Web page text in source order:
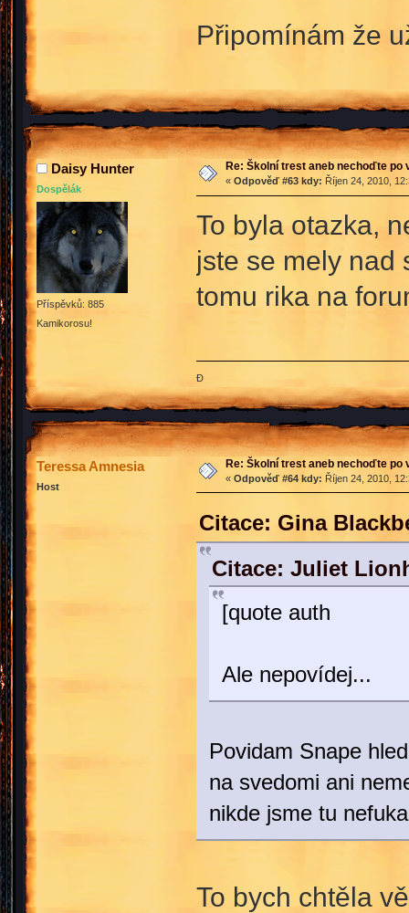
Připomínám že
Daisy Hunter
Dospělák
Příspěvků: 885
Kamikorosu!
Re: Školní trest aneb nechoďte po
« Odpověď #63 kdy: Říjen 24, 2010,
To byla otazka,
jste se mely nad
tomu rika na
Đ
Teressa Amnesia
Host
Re: Školní trest aneb nechoďte po
« Odpověď #64 kdy: Říjen 24, 2010,
Citace: Gina
Citace: Juliet
[quote auth
Ale nepovídej...
Povidam Snape
na svedomi ani
nikde jsme tu
To bych chtěla